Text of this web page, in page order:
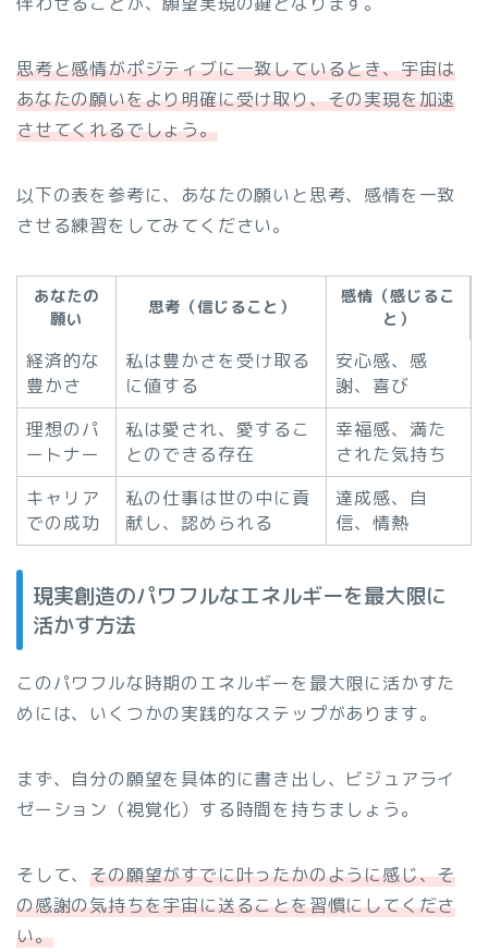
思考と感情がポジティブに一致しているとき、宇宙は
あなたの願いをより明確に受け取り、その実現を加速
させてくれるでしょう。
以下の表を参考に、あなたの願いと思考、感情を一致
させる練習をしてみてください。
あなたの
願い
思考（信じること）
感情（感じるこ
と）
経済的な
豊かさ
私は豊かさを受け取る
に値する
安心感、感
謝、喜び
理想のパ
ートナー
私は愛され、愛するこ
とのできる存在
幸福感、満た
された気持ち
キャリア
での成功
私の仕事は世の中に貢
献し、認められる
達成感、自
信、情熱
現実創造のパワフルなエネルギーを最大限に
活かす方法
このパワフルな時期のエネルギーを最大限に活かすた
めには、いくつかの実践的なステップがあります。
まず、自分の願望を具体的に書き出し、ビジュアライ
ゼーション（視覚化）する時間を持ちましょう。
そして、その願望がすでに叶ったかのように感じ、そ
の感謝の気持ちを宇宙に送ることを習慣にしてくださ
い。